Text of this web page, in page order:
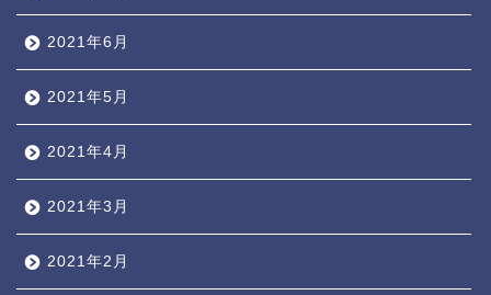
2021年6月
2021年5月
2021年4月
2021年3月
2021年2月